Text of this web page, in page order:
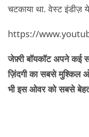
चटकाया था. वेस्ट इंडीज़
https://
जेफ़्री बॉयकॉट अपने कई
ज़िंदगी का सबसे मुश्किल
भी इस ओवर को सबसे